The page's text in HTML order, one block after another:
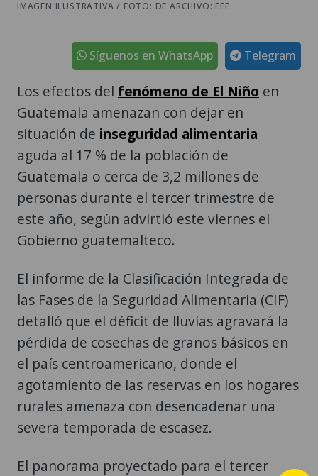
IMAGEN ILUSTRATIVA / FOTO: DE ARCHIVO: EFE
Telegram
Síguenos en WhatsApp
Los efectos del fenómeno de El Niño en
Guatemala amenazan con dejar en
situación de inseguridad alimentaria
aguda al 17 % de la población de
Guatemala o cerca de 3,2 millones de
personas durante el tercer trimestre de
este año, según advirtió este viernes el
Gobierno guatemalteco.
El informe de la Clasificación Integrada de
las Fases de la Seguridad Alimentaria (CIF)
detalló que el déficit de lluvias agravará la
pérdida de cosechas de granos básicos en
el país centroamericano, donde el
agotamiento de las reservas en los hogares
rurales amenaza con desencadenar una
severa temporada de escasez.
El panorama proyectado para el tercer